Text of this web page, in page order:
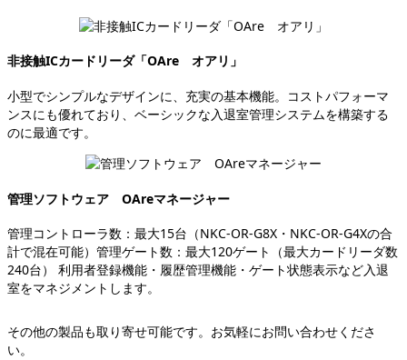
非接触ICカードリーダ「OAre オアリ」
小型でシンプルなデザインに、充実の基本機能。コストパフォーマ
ンスにも優れており、ベーシックな入退室管理システムを構築する
のに最適です。
管理ソフトウェア OAreマネージャー
管理コントローラ数：最大15台（NKC-OR-G8X・NKC-OR-G4Xの合
計で混在可能）管理ゲート数：最大120ゲート（最大カードリーダ数
240台） 利用者登録機能・履歴管理機能・ゲート状態表示など入退
室をマネジメントします。
その他の製品も取り寄せ可能です。お気軽にお問い合わせくださ
い。